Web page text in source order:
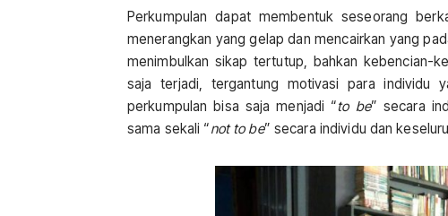
Perkumpulan dapat membentuk seseorang
menerangkan yang gelap dan mencairkan yang
menimbulkan sikap tertutup, bahkan kebencian-
saja terjadi, tergantung motivasi para individu
perkumpulan bisa saja menjadi “to be” secara
sama sekali “not to be” secara individu dan